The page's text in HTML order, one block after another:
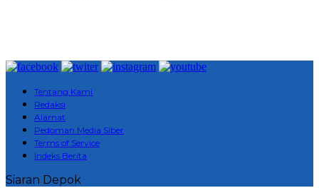
Tentang Kami
Redaksi
Alamat
Pedoman Media Siber
Terms of Service
Indeks Berita
Siaran Depok